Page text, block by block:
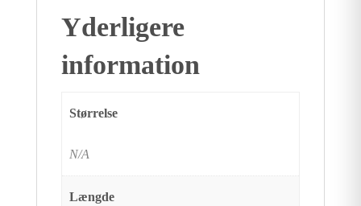
Yderligere
information
Størrelse
N/A
Længde